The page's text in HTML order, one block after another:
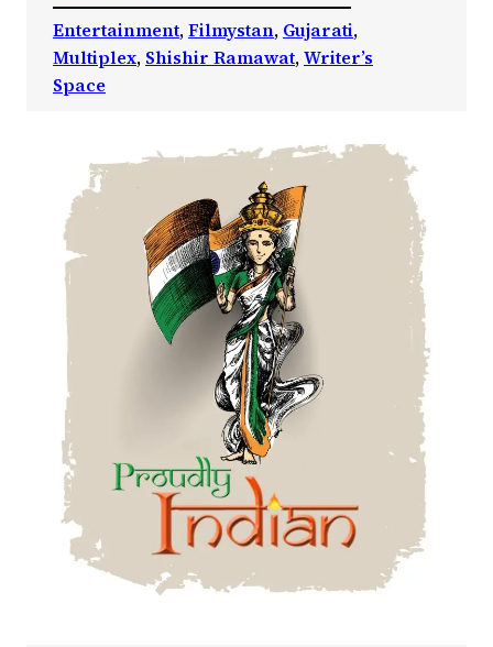
Entertainment, Filmystan, Gujarati
Multiplex, Shishir Ramawat, Writer’s
Space